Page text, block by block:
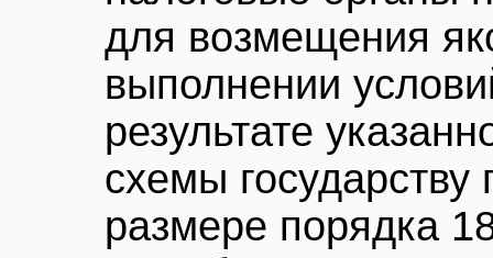
для возмещения
выполнении
результате
схемы
размере порядка